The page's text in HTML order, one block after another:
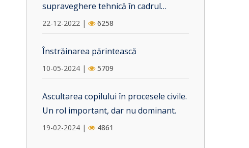
supraveghere tehnică în cadrul
urmăririi penale. Vicii procedurale care
pot fi invocate în camera preliminară.
22-12-2022 | 6258
Înstrăinarea părintească
10-05-2024 | 5709
Ascultarea copilului în procesele civile.
Un rol important, dar nu dominant.
19-02-2024 | 4861